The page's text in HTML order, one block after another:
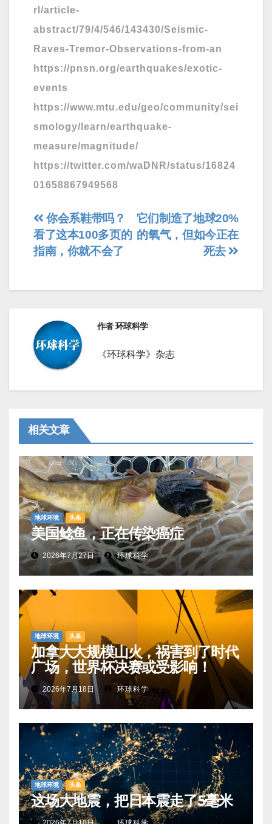
rl/article-
abstract/79/4/546/143430/Seismic-
Raves-Tremor-Observations-from-an
https://pnsn.org/earthquakes/exotic-
events
https://www.mtu.edu/geo/community/sei
smology/learn/earthquake-
measure/magnitude/
https://twitter.com/waDNR/status/16824
01658867949568
文
章
航
它们制造了地球20%
的氧气，但如今正在
死去
你会系鞋带吗？
看了这本100多页的
指南，你就不会了
作者环球科学
《环球科学》杂志
相关文章
地球环境 头条
美国鲶鱼，正在传染癌症
2026年7月27日 环球科学
地球环境 头条
加拿大大规模山火，祸害到了时代
广场，世界杯决赛或受影响！
2026年7月18日 环球科学
地球环境 头条
这场大地震，把日本震走了5毫米